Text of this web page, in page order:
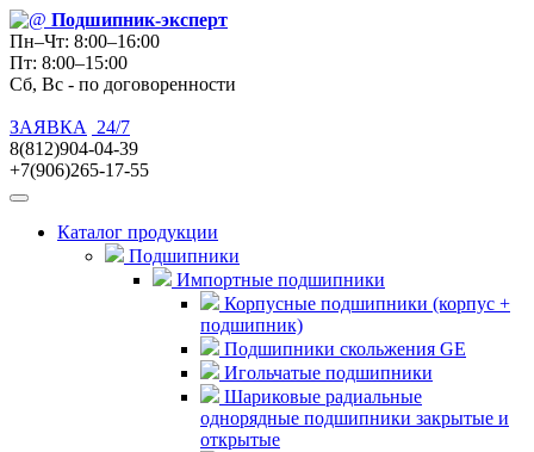
Подшипник-эксперт
Пн–Чт: 8:00–16:00
Пт: 8:00–15:00
Сб, Вс - по договоренности
ЗАЯВКА
24/7
8(812)904-04-39
+7(906)265-17-55
Каталог продукции
Подшипники
Импортные подшипники
Корпусные подшипники (корпус +
подшипник)
Подшипники скольжения GE
Игольчатые подшипники
Шариковые радиальные
однорядные подшипники закрытые и
открытые